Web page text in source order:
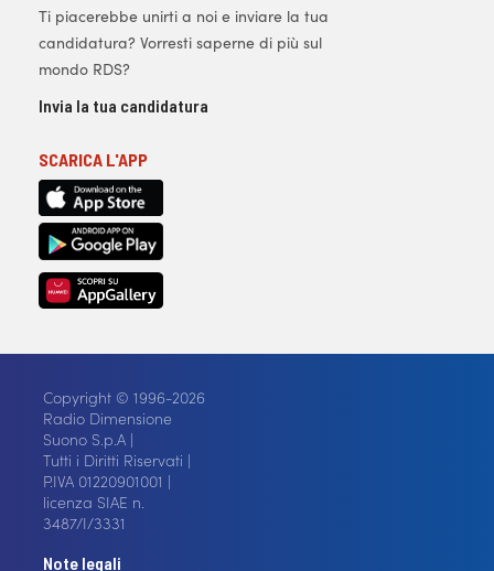
Ti piacerebbe unirti a noi e inviare la tua
candidatura? Vorresti saperne di più sul
mondo RDS?
Invia la tua candidatura
SCARICA L'APP
Copyright © 1996-2026
Radio Dimensione
Suono S.p.A |
Tutti i Diritti Riservati |
P.IVA 01220901001 |
licenza SIAE n.
3487/I/3331
Note legali